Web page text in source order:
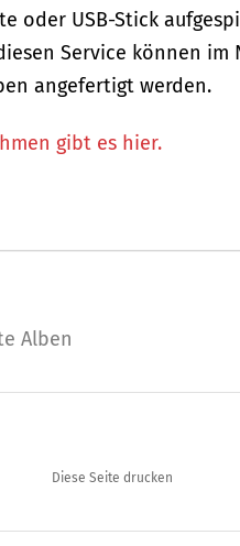
oder USB-Stick
Service können
angefertigt werden.
gibt es hier.
Alben
Diese Seite drucken